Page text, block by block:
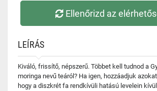
Ellenőrizd az
LEÍRÁS
Kiváló, frissítő, népszerű. Többet kell tudnod a
moringa nevű teáról? Ha igen, hozzáadjuk
hogy a diszkrét fa rendkívüli hatású levelein